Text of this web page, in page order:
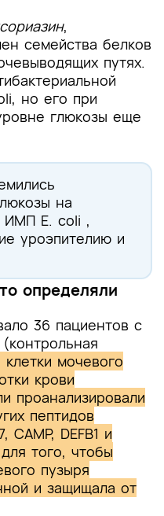
,
семейства белков
путях.
но его при
глюкозы еще
на
ИМП E. coli ,
уроэпителию и
определяли
36 пациентов с
мочевого
крови
проанализировали
пептидов
CAMP, DEFB1 и
того, чтобы
пузыря
и защищала от